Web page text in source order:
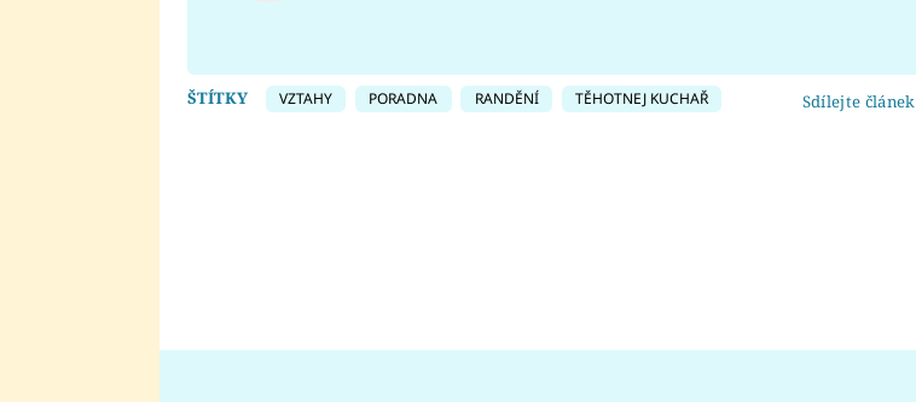
Sdílejte článek
ŠTÍTKY VZTAHY PORADNA RANDĚNÍ TĚHOTNEJ KUCHAŘ